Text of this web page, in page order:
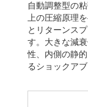
自動調整型の
上の圧縮原理
とリターンス
す。大きな減
性、内側の静
るショックアブ